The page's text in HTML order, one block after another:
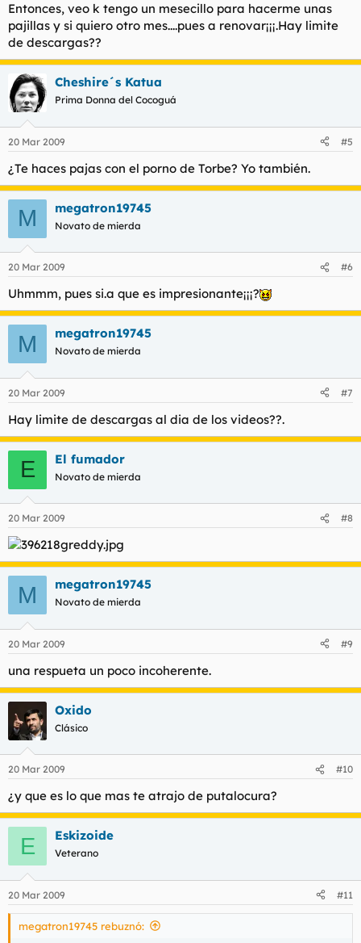
Entonces, veo k tengo un mesecillo para hacerme unas
pajillas y si quiero otro mes....pues a renovar¡¡¡.Hay limite
de descargas??
Cheshire´s Katua
Prima Donna del Cocoguá
20 Mar 2009 #5
¿Te haces pajas con el porno de Torbe? Yo también.
M megatron19745
Novato de mierda
20 Mar 2009 #6
Uhmmm, pues si.a que es impresionante¡¡¡?
M megatron19745
Novato de mierda
20 Mar 2009 #7
Hay limite de descargas al dia de los videos??.
E El fumador
Novato de mierda
20 Mar 2009 #8
M megatron19745
Novato de mierda
20 Mar 2009 #9
una respueta un poco incoherente.
Oxido
Clásico
20 Mar 2009 #10
¿y que es lo que mas te atrajo de putalocura?
E Eskizoide
Veterano
20 Mar 2009 #11
megatron19745 rebuznó: